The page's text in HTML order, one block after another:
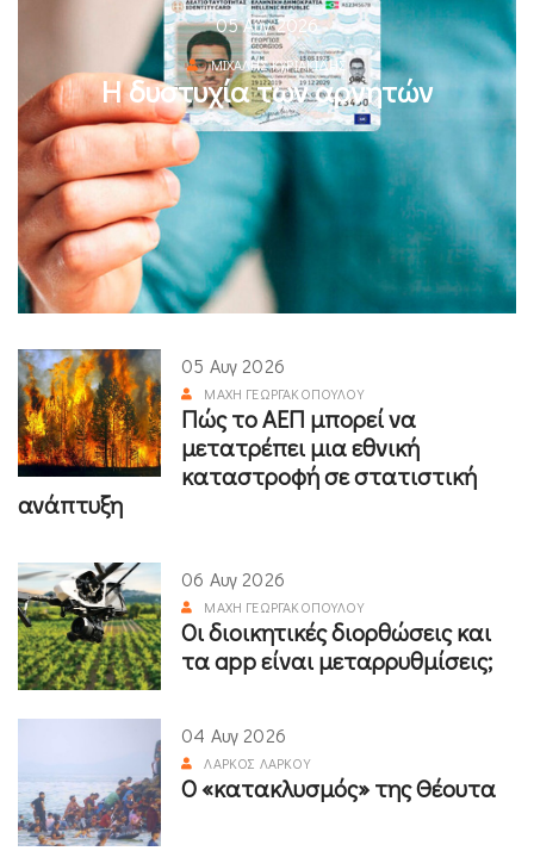
05 Αυγ 2026
ΜΙΧΆΛΗΣ ΚΥΡΙΑΚΊΔΗΣ
Η δυστυχία των αρνητών
05 Αυγ 2026
ΜΆΧΗ ΓΕΩΡΓΑΚΟΠΟΎΛΟΥ
Πώς το ΑΕΠ μπορεί να
μετατρέπει μια εθνική
καταστροφή σε στατιστική
ανάπτυξη
06 Αυγ 2026
ΜΆΧΗ ΓΕΩΡΓΑΚΟΠΟΎΛΟΥ
Οι διοικητικές διορθώσεις και
τα app είναι μεταρρυθμίσεις;
04 Αυγ 2026
ΛΆΡΚΟΣ ΛΆΡΚΟΥ
Ο «κατακλυσμός» της Θέουτα